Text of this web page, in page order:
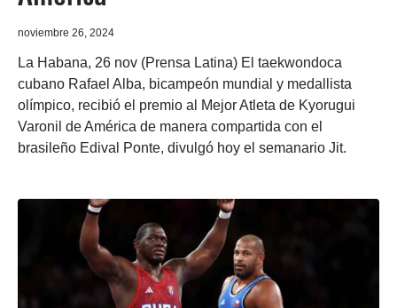
noviembre 26, 2024
La Habana, 26 nov (Prensa Latina) El taekwondoca
cubano Rafael Alba, bicampeón mundial y medallista
olímpico, recibió el premio al Mejor Atleta de Kyorugui
Varonil de América de manera compartida con el
brasileño Edival Ponte, divulgó hoy el semanario Jit.